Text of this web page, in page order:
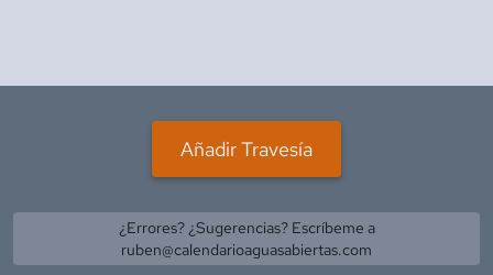
Añadir Travesía
¿Errores? ¿Sugerencias? Escríbeme a
ruben@calendarioaguasabiertas.com